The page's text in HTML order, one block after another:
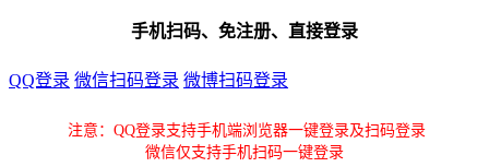
手机扫码、免注册、直接登录
QQ登录 微信扫码登录 微博扫码登录
注意：QQ登录支持手机端浏览器一键登录及扫码登录
微信仅支持手机扫码一键登录